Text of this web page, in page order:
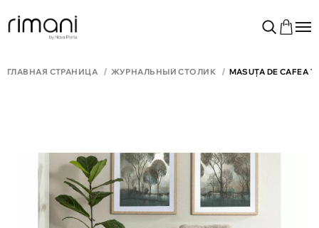
ГЛАВНАЯ СТРАНИЦА ЖУРНАЛЬНЫЙ СТОЛИК MĂSUȚĂ DE CAFEA